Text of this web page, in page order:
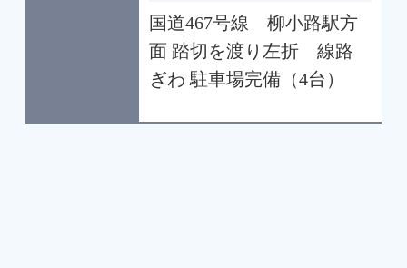
国道467号線 柳小路駅方
面 踏切を渡り左折 線路
ぎわ 駐車場完備（4台）